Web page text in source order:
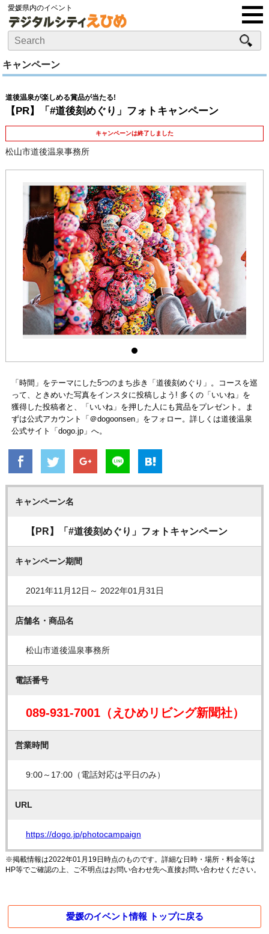
愛媛県内のイベント
キャンペーン
道後温泉が楽しめる賞品が当たる!
【PR】「#道後刻めぐり」フォトキャンペーン
キャンペーンは終了しました
松山市道後温泉事務所
「時間」をテーマにした5つのまち歩き「道後刻めぐり」。コースを巡
って、ときめいた写真をインスタに投稿しよう! 多くの「いいね」を
獲得した投稿者と、「いいね」を押した人にも賞品をプレゼント。ま
ずは公式アカウント「＠dogoonsen」をフォロー。詳しくは道後温泉
公式サイト「dogo.jp」へ。
キャンペーン名
【PR】「#道後刻めぐり」フォトキャンペーン
キャンペーン期間
2021年11月12日～ 2022年01月31日
店舗名・商品名
松山市道後温泉事務所
電話番号
089-931-7001（えひめリビング新聞社）
営業時間
9:00～17:00（電話対応は平日のみ）
URL
https://dogo.jp/photocampaign
※掲載情報は2022年01月19日時点のものです。詳細な日時・場所・料金等は
HP等でご確認の上、ご不明点はお問い合わせ先へ直接お問い合わせください。
愛媛のイベント情報 トップに戻る